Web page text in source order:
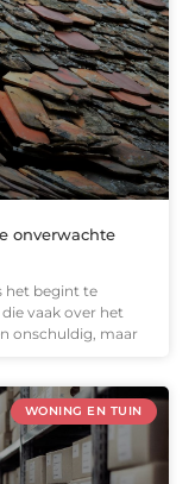
onverwachte
het begint te
vaak over het
onschuldig, maar
WONING EN TUIN